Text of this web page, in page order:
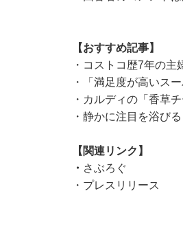
【おすすめ記事】
・ コストコ歴7年の主
・
「満足度が高いス
・ カルディの「香草
・ 静かに注目を浴び
【関連リンク】
・ さぶろぐ
・ プレスリリース